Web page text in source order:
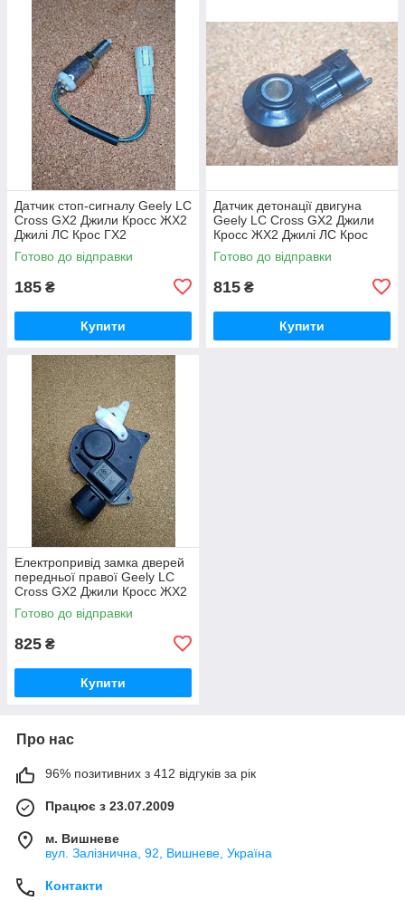
Датчик стоп-сигналу Geely LC
Cross GX2 Джили Кросс ЖХ2
Джилі ЛС Крос ГХ2
Готово до відправки
185 ₴
Купити
Датчик детонації двигуна
Geely LC Cross GX2 Джили
Кросс ЖХ2 Джилі ЛС Крос
ГХ2
Готово до відправки
815 ₴
Купити
Електропривід замка дверей
передньої правої Geely LC
Cross GX2 Джили Кросс ЖХ2
Джилі ЛС Крос ГХ2
Готово до відправки
825 ₴
Купити
Про нас
96% позитивних з 412 відгуків за рік
Працює з 23.07.2009
м. Вишневе
вул. Залізнична, 92, Вишневе, Україна
Контакти